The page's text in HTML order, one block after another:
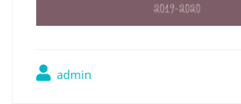
admin